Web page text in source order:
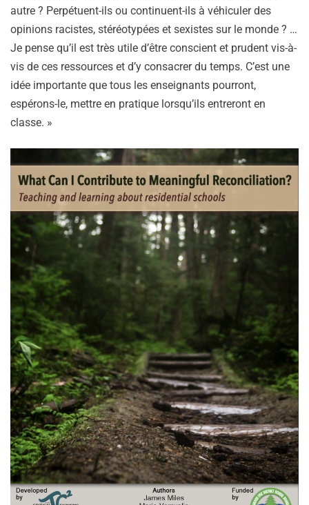
autre ? Perpétuent-ils ou continuent-ils à véhiculer des
opinions racistes, stéréotypées et sexistes sur le monde ? …
Je pense qu’il est très utile d’être conscient et prudent vis-à-
vis de ces ressources et d’y consacrer du temps. C’est une
idée importante que tous les enseignants pourront,
espérons-le, mettre en pratique lorsqu’ils entreront en
classe. »